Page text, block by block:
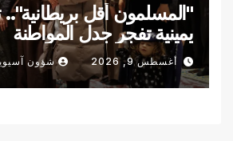
"المسلمون أقل
يمينية تفجر جدل المواطنة
أغسطس 9, 2026 شؤون